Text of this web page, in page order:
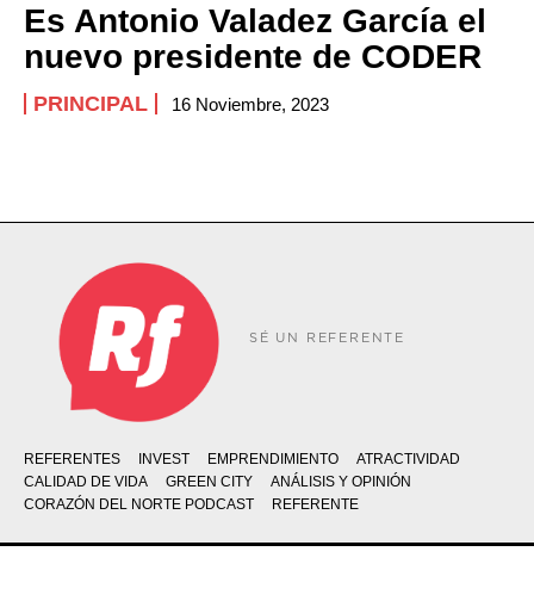
Es Antonio Valadez García el
nuevo presidente de CODER
PRINCIPAL 16 Noviembre, 2023
SÉ UN REFERENTE
REFERENTES INVEST EMPRENDIMIENTO
ATRACTIVIDAD
CALIDAD DE VIDA
GREEN CITY
ANÁLISIS Y OPINIÓN
CORAZÓN DEL NORTE PODCAST
REFERENTE